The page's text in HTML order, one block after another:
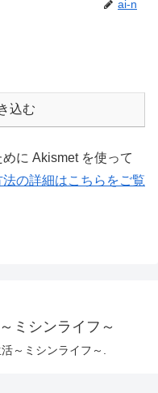
ai-n
込む
に Akismet を使って
の詳細はこちらをご覧
ミシンライフ～
～ミシンライフ～.